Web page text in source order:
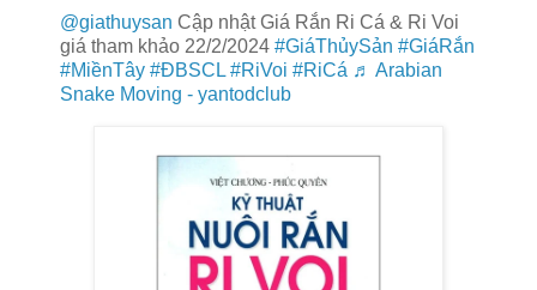
@giathuysan Cập nhật Giá Rắn Ri Cá & Ri Voi
giá tham khảo 22/2/2024 #GiáThủySản #GiáRắn
#MiềnTây #ĐBSCL #RiVoi #RiCá ♬ Arabian
Snake Moving - yantodclub